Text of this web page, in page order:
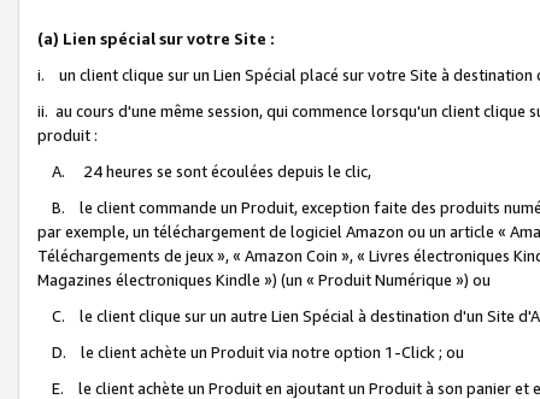
(a) Lien spécial sur votre Site :
i. un client clique sur un Lien Spécial placé sur votre Site à destination
ii. au cours d'une même session, qui commence lorsqu'un client
produit :
A. 24 heures se sont écoulées depuis le clic,
B. le client commande un Produit, exception faite des produits
par exemple, un téléchargement de logiciel Amazon ou un article «
Téléchargements de jeux », « Amazon Coin », « Livres électroniques
Magazines électroniques Kindle ») (un « Produit Numérique ») ou
C. le client clique sur un autre Lien Spécial à destination d'un Site
D. le client achète un Produit via notre option 1-Click ; ou
E. le client achète un Produit en ajoutant un Produit à son panier et